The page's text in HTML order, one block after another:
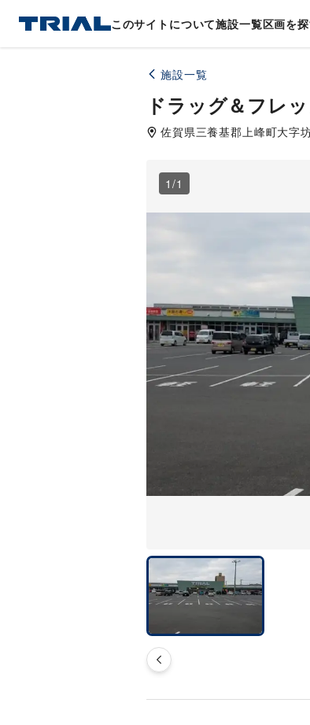
このサイトについて施設一覧区画を
施設一覧
ドラッグ＆フレ
佐賀県三養基郡上峰町大字
1 /1